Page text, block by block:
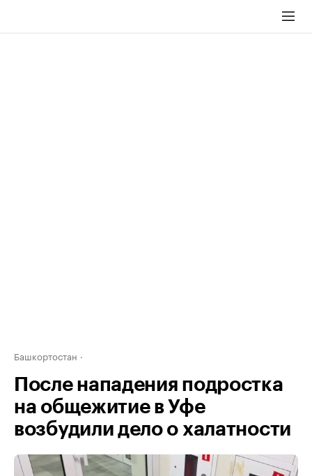
Башкортостан
После нападения подростка
на общежитие в Уфе
возбудили дело о халатности